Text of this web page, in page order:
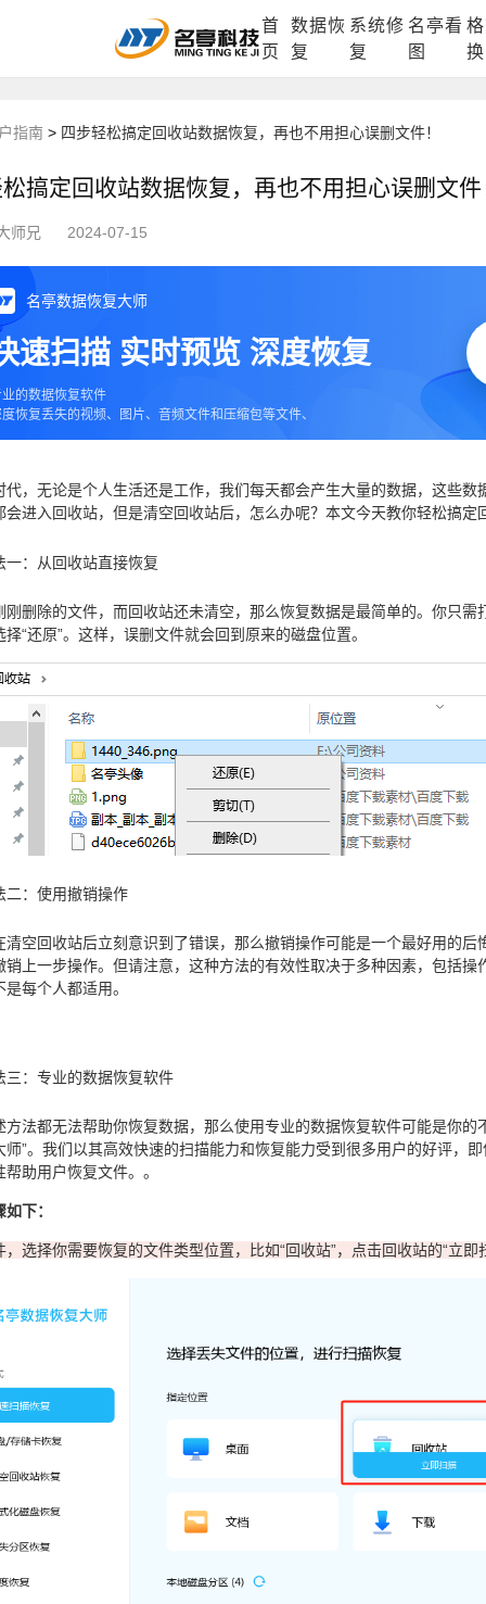
首
页
数据恢
复
系统修
复
名亭看
图
换
DLL修复中心 电脑数据恢复 格式化数据
指南 > 四步轻松搞定回收站数据恢复，再也不用担心误删文件！
搞定回收站数据恢复，再也不用担心误删文
师兄 2024-07-15
名亭数据恢复大师
速扫描 实时预览 深度恢复
的数据恢复软件
恢复丢失的视频、图片、音频文件和压缩包等文件、
代，无论是个人生活还是工作，我们每天都会产生大量的数据，这些
会进入回收站，但是清空回收站后，怎么办呢？本文今天教你轻松搞定
一：从回收站直接恢复
刚删除的文件，而回收站还未清空，那么恢复数据是最简单的。你只
择“还原”。这样，误删文件就会回到原来的磁盘位置。
二：使用撤销操作
清空回收站后立刻意识到了错误，那么撤销操作可能是一个最好用的后
销上一步操作。但请注意，这种方法的有效性取决于多种因素，包括
每个人都适用。
三：专业的数据恢复软件
方法都无法帮助你恢复数据，那么使用专业的数据恢复软件可能是你的
师”。我们以其高效快速的扫描能力和恢复能力受到很多用户的好评，
帮助用户恢复文件。。
下：
，选择你需要恢复的文件类型位置，比如“回收站”，点击回收站的“立即